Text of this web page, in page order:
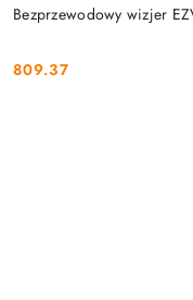
Bezprzewodowy wizjer
Cena:
809.37